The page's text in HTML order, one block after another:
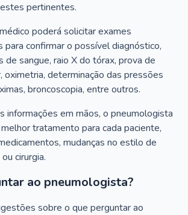
pertinentes.
poderá solicitar exames
para confirmar o possível diagnóstico,
de sangue, raio X do tórax, prova de
oximetria, determinação das pressões
broncoscopia, entre outros.
informações em mãos, o pneumologista
tratamento para cada paciente,
mudanças no estilo de
cirurgia.
ao pneumologista?
sobre o que perguntar ao